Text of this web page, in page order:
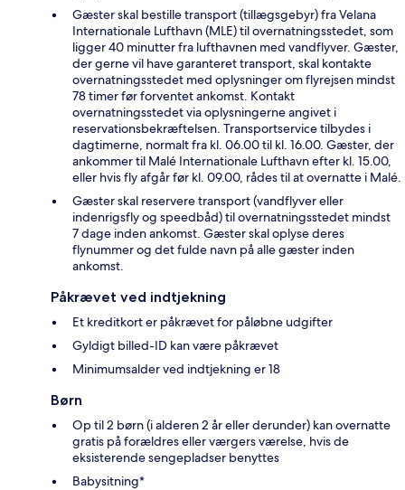
Gæster skal bestille transport (tillægsgebyr) fra Velana
Internationale Lufthavn (MLE) til overnatningsstedet, som
ligger 40 minutter fra lufthavnen med vandflyver. Gæster,
der gerne vil have garanteret transport, skal kontakte
overnatningsstedet med oplysninger om flyrejsen mindst
78 timer før forventet ankomst. Kontakt
overnatningsstedet via oplysningerne angivet i
reservationsbekræftelsen. Transportservice tilbydes i
dagtimerne, normalt fra kl. 06.00 til kl. 16.00. Gæster, der
ankommer til Malé Internationale Lufthavn efter kl. 15.00,
eller hvis fly afgår før kl. 09.00, rådes til at overnatte i Malé.
Gæster skal reservere transport (vandflyver eller
indenrigsfly og speedbåd) til overnatningsstedet mindst
7 dage inden ankomst. Gæster skal oplyse deres
flynummer og det fulde navn på alle gæster inden
ankomst.
Påkrævet ved indtjekning
Et kreditkort er påkrævet for påløbne udgifter
Gyldigt billed-ID kan være påkrævet
Minimumsalder ved indtjekning er 18
Børn
Op til 2 børn (i alderen 2 år eller derunder) kan overnatte
gratis på forældres eller værgers værelse, hvis de
eksisterende sengepladser benyttes
Babysitning*